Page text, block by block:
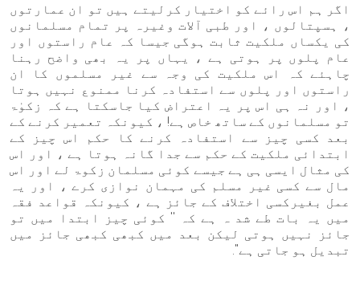
اگر ہم اس رائے کو اختیار کرلیتے ہیں تو ان عمارتوں
، ہسپتالوں ، اور طبی آلات وغیرہ پر تمام مسلمانوں
کی یکساں ملکیت ثابت ہوگی جیسا کہ عام راستوں اور
عام پلوں پر ہوتی ہے ، یہاں پر یہ بھی واضح رہنا
چاہئے کہ اس ملکیت کی وجہ سے غیر مسلموں کا ان
راستوں اور پلوں سے استفادہ کرنا ممنوع نہیں ہوتا
، اور نہ ہی اس پر یہ اعتراض کیا جاسکتا ہے کہ زکوٰۃ
تو مسلمانوں کے ساتھ خاص ہے! ، کیونکہ تعمیر کرنے کے
بعد کسی چیز سے استفادہ کرنے کا حکم اس چیز کے
ابتدائی ملکیت کے حکم سے جدا گانہ ہوتا ہے ، اور اس
کی مثال ایسی ہی ہے جیسے کوئی مسلمان زکوۃ لے اور اس
مال سے کسی غیر مسلم کی مہمان نوازی کرے ، اور یہ
عمل بغیرکسی اختلاف کے جائز ہے ، کیونکہ قواعد فقہ
میں یہ بات طے شد ہ ہے کہ '' کوئی چیز ابتدا میں تو
جائز نہیں ہوتی لیکن بعد میں کبھی کبھی جائز میں
تبدیل ہو جاتی ہے''.